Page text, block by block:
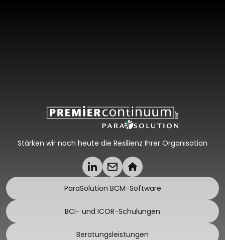
Stärken wir noch heute die Resilienz Ihrer Organisation
ParaSolution BCM-Software
BCI- und ICOR-Schulungen
Beratungsleistungen